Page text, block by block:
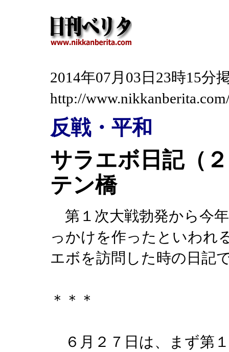
2014年07月03日23時15
http://
反戦・平和
サラエボ日記（
テン橋
第１次大戦勃発から今
っかけを作ったといわれ
エボを訪問した時の日
＊＊＊
６月２７日は、まず第